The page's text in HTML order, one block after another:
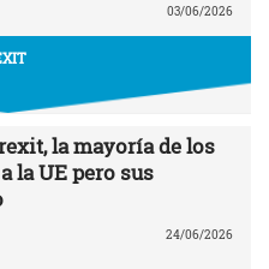
03/06/2026
la mayoría de los
la UE pero sus
24/06/2026